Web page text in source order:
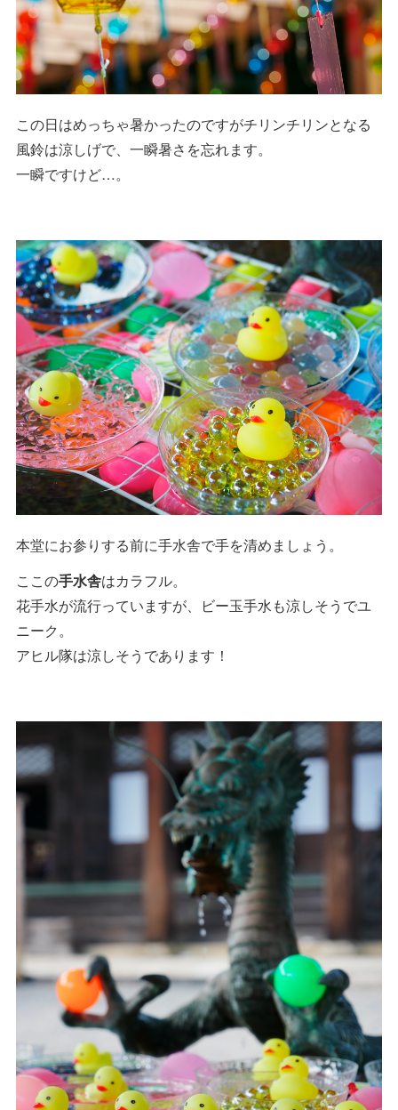
この日はめっちゃ暑かったのですがチリンチリンとなる
風鈴は涼しげで、一瞬暑さを忘れます。
一瞬ですけど…。
本堂にお参りする前に手水舎で手を清めましょう。
ここの手水舎はカラフル。
花手水が流行っていますが、ビー玉手水も涼しそうでユ
ニーク。
アヒル隊は涼しそうであります！